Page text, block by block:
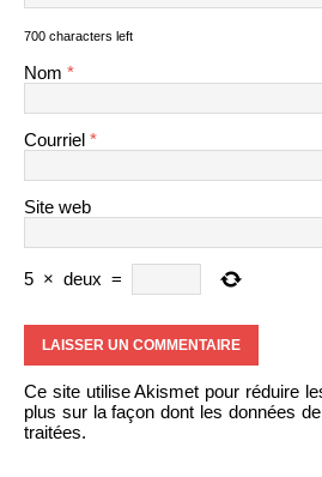
700 characters left
Nom *
Courriel *
Site web
5 × deux =
Ce site utilise Akismet pour réduire
plus sur la façon dont les données
traitées.